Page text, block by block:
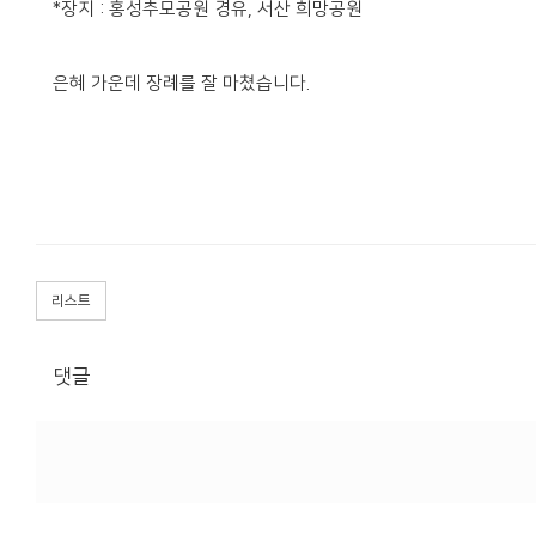
*장지 : 홍성추모공원 경유, 서산 희망공원
은혜 가운데 장례를 잘 마쳤습니다.
리스트
댓글